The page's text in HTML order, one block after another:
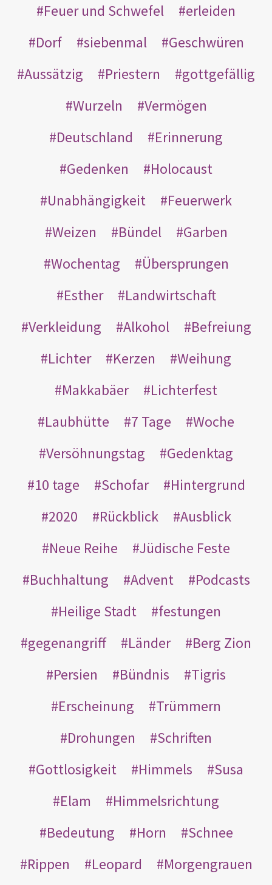
Feuer und Schwefel
erleiden
Dorf
siebenmal
Geschwüren
Aussätzig
Priestern
gottgefällig
Wurzeln
Vermögen
Deutschland
Erinnerung
Gedenken
Holocaust
Unabhängigkeit
Feuerwerk
Weizen
Bündel
Garben
Wochentag
Übersprungen
Esther
Landwirtschaft
Verkleidung
Alkohol
Befreiung
Lichter
Kerzen
Weihung
Makkabäer
Lichterfest
Laubhütte
7 Tage
Woche
Versöhnungstag
Gedenktag
10 tage
Schofar
Hintergrund
2020
Rückblick
Ausblick
Neue Reihe
Jüdische Feste
Buchhaltung
Advent
Podcasts
Heilige Stadt
festungen
gegenangriff
Länder
Berg Zion
Persien
Bündnis
Tigris
Erscheinung
Trümmern
Drohungen
Schriften
Gottlosigkeit
Himmels
Susa
Elam
Himmelsrichtung
Bedeutung
Horn
Schnee
Rippen
Leopard
Morgengrauen